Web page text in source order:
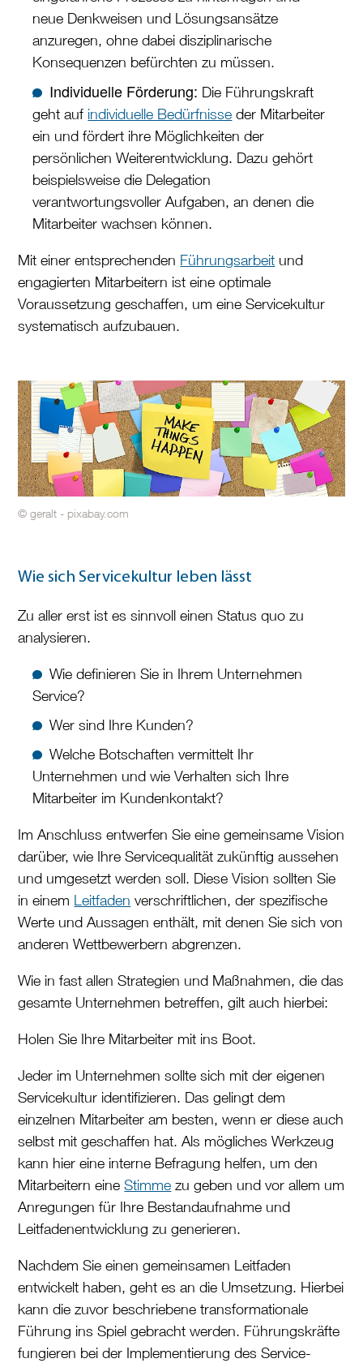
neue Denkweisen und Lösungsansätze
anzuregen, ohne dabei disziplinarische
Konsequenzen befürchten zu müssen.
Individuelle Förderung: Die Führungskraft
geht auf individuelle Bedürfnisse der Mitarbeiter
ein und fördert ihre Möglichkeiten der
persönlichen Weiterentwicklung. Dazu gehört
beispielsweise die Delegation
verantwortungsvoller Aufgaben, an denen die
Mitarbeiter wachsen können.
Mit einer entsprechenden Führungsarbeit und
engagierten Mitarbeitern ist eine optimale
Voraussetzung geschaffen, um eine Servicekultur
systematisch aufzubauen.
© geralt - pixabay.com
Wie sich Servicekultur leben lässt
Zu aller erst ist es sinnvoll einen Status quo zu
analysieren.
Wie definieren Sie in Ihrem Unternehmen
Service?
Wer sind Ihre Kunden?
Welche Botschaften vermittelt Ihr
Unternehmen und wie Verhalten sich Ihre
Mitarbeiter im Kundenkontakt?
Im Anschluss entwerfen Sie eine gemeinsame Vision
darüber, wie Ihre Servicequalität zukünftig aussehen
und umgesetzt werden soll. Diese Vision sollten Sie
in einem Leitfaden verschriftlichen, der spezifische
Werte und Aussagen enthält, mit denen Sie sich von
anderen Wettbewerbern abgrenzen.
Wie in fast allen Strategien und Maßnahmen, die das
gesamte Unternehmen betreffen, gilt auch hierbei:
Holen Sie Ihre Mitarbeiter mit ins Boot.
Jeder im Unternehmen sollte sich mit der eigenen
Servicekultur identifizieren. Das gelingt dem
einzelnen Mitarbeiter am besten, wenn er diese auch
selbst mit geschaffen hat. Als mögliches Werkzeug
kann hier eine interne Befragung helfen, um den
Mitarbeitern eineStimme zu geben und vor allem um
Anregungen für Ihre Bestandaufnahme und
Leitfadenentwicklung zu generieren.
Nachdem Sie einen gemeinsamen Leitfaden
entwickelt haben, geht es an die Umsetzung. Hierbei
kann die zuvor beschriebene transformationale
Führung ins Spiel gebracht werden. Führungskräfte
fungieren bei der Implementierung des Service-